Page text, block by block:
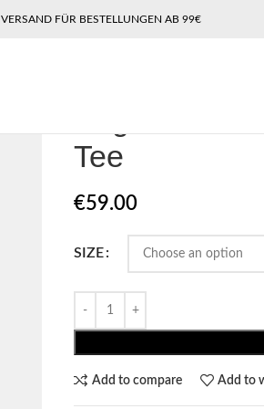
VERSAND FÜR BESTELLUNGEN AB 99€
Tee
€59.00
SIZE
Add to compare Add to